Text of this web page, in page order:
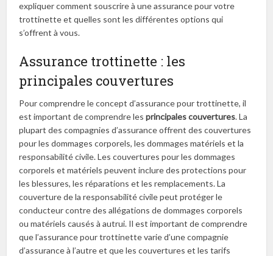
expliquer comment souscrire à une assurance pour votre
trottinette et quelles sont les différentes options qui
s’offrent à vous.
Assurance trottinette : les
principales couvertures
Pour comprendre le concept d’assurance pour trottinette, il
est important de comprendre lesprincipales couvertures. La
plupart des compagnies d’assurance offrent des couvertures
pour les dommages corporels, les dommages matériels et la
responsabilité civile. Les couvertures pour les dommages
corporels et matériels peuvent inclure des protections pour
les blessures, les réparations et les remplacements. La
couverture de la responsabilité civile peut protéger le
conducteur contre des allégations de dommages corporels
ou matériels causés à autrui. Il est important de comprendre
que l’assurance pour trottinette varie d’une compagnie
d’assurance à l’autre et que les couvertures et les tarifs